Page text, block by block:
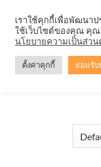
content
เราใช้คุกกี้เพื่อพัฒนา
ใช้เว็บไซต์ของคุณ คุณ
นโยบายความเป็นส่วน
ตั้งค่าคุกกี้ ยอมรั